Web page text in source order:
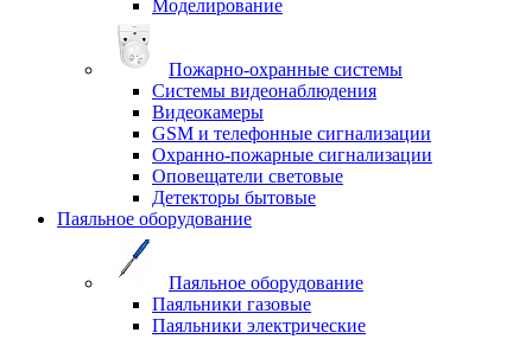
Моделирование
Пожарно-охранные системы
Системы видеонаблюдения
Видеокамеры
GSM и телефонные сигнализации
Охранно-пожарные сигнализации
Оповещатели световые
Детекторы бытовые
Паяльное оборудование
Паяльное оборудование
Паяльники газовые
Паяльники электрические